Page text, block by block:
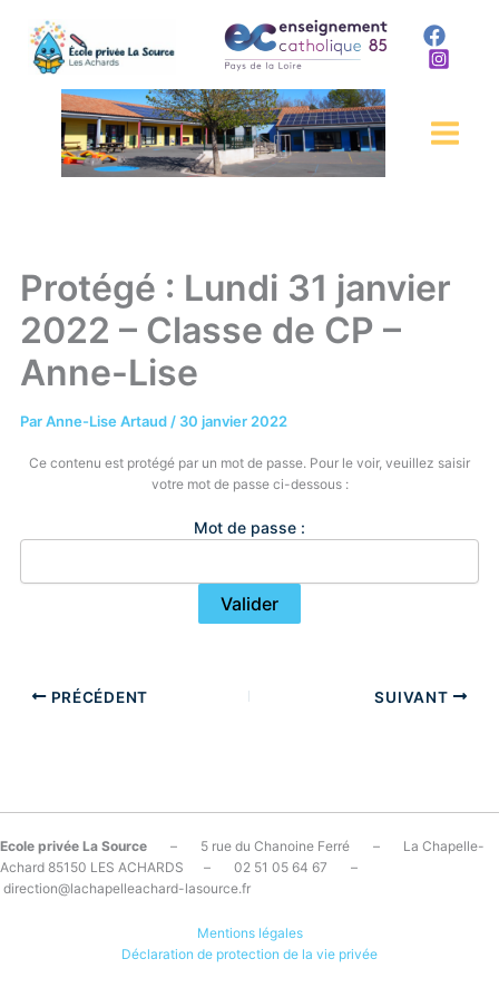
contenu
Protégé : Lundi 31 janvier
2022 – Classe de CP –
Anne-Lise
ParAnne-Lise Artaud / 30 janvier 2022
Ce contenu est protégé par un mot de passe. Pour le voir, veuillez saisir
votre mot de passe ci-dessous :
Mot de passe :
PRÉCÉDENT SUIVANT
Ecole privée La Source – 5 rue du Chanoine Ferré – La Chapelle-
Achard 85150 LES ACHARDS – 02 51 05 64 67 –
direction@lachapelleachard-lasource.fr
Mentions légales
Déclaration de protection de la vie privée